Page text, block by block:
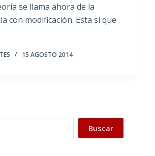
se llama ahora de la
con modificación. Esta sí que
15 AGOSTO 2014
Buscar